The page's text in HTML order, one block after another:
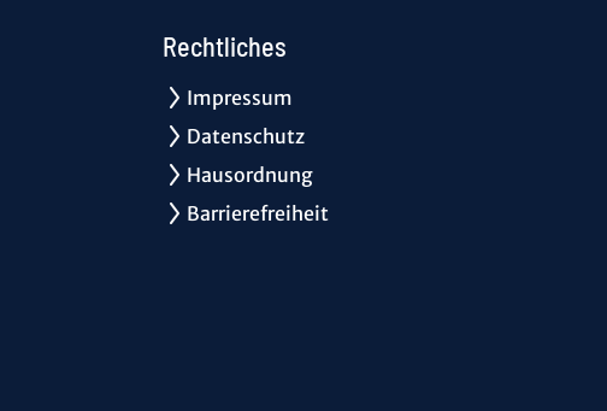
Rechtliches
Impressum
Datenschutz
Hausordnung
Barrierefreiheit